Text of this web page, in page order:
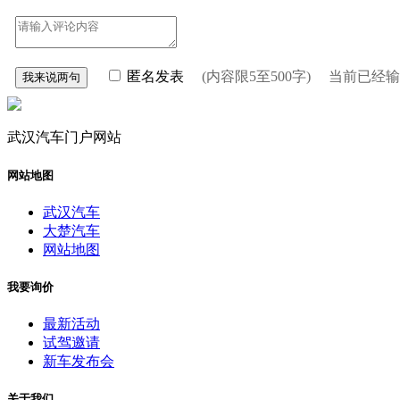
匿名发表 (内容限5至500字) 当前已经输
武汉汽车门户网站
网站地图
武汉汽车
大楚汽车
网站地图
我要询价
最新活动
试驾邀请
新车发布会